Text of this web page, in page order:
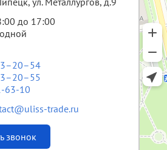
до 17:00
63-10
trade.ru
звонок